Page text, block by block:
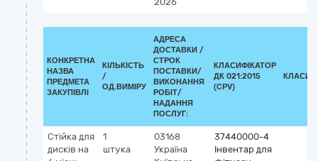
КОНКРЕТНА
НАЗВА
ПРЕДМЕТА
ЗАКУПІВЛІ
КІЛЬКІСТЬ
/
ОД.ВИМІРУ
АДРЕСА
ДОСТАВКИ /
СТРОК
ПОСТАВКИ/
ВИКОНАННЯ
РОБІТ/
НАДАННЯ
ПОСЛУГ:
КЛАСИФІКАТОР
ДК 021:2015
(CPV)
Стійка для
дисків на
1
штука
03168
Україна
37440000-4
Інвентар для